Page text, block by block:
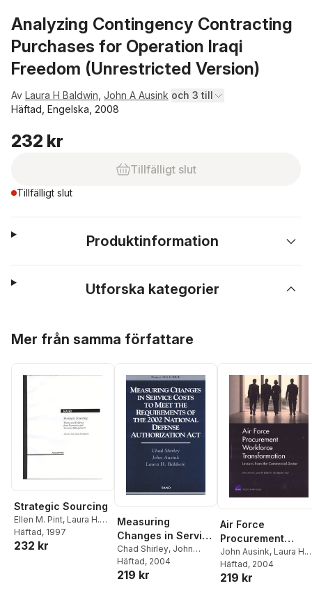
Analyzing Contingency Contracting
Purchases for Operation Iraqi
Freedom (Unrestricted Version)
Av Laura H Baldwin John A Ausink och 3 till
Häftad, Engelska, 2008
232 kr
Tillfälligt slut
Tillfälligt slut
Produktinformation
Utforska kategorier
Mer från samma författare
Strategic Sourcing
Ellen M. Pint, Laura H.
Baldwin
Häftad, 1997
232 kr
Measuring
Changes in Service
Costs to Meet the
Requirements of
the 2002 National
Chad Shirley, John
Ausink, Laura H.
Baldwin
Häftad, 2004
219 kr
Air Force
Procurement
Workforce
Transformation
John Ausink, Laura H.
Baldwin ,Christopher
Paul
Häftad, 2004
219 kr